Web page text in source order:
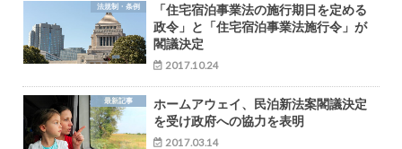
法規制・条例
「住宅宿泊事業法の施行期日を定める
政令」と「住宅宿泊事業法施行令」が
閣議決定
2017.10.24
最新記事
ホームアウェイ、民泊新法案閣議決定
を受け政府への協力を表明
2017.03.14